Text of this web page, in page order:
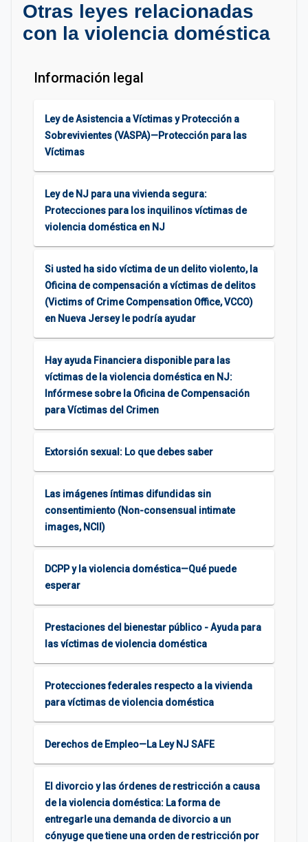
Otras leyes relacionadas
con la violencia doméstica
Información legal
Ley de Asistencia a Víctimas y Protección a
Sobrevivientes (VASPA)—Protección para las
Víctimas
Ley de NJ para una vivienda segura:
Protecciones para los inquilinos víctimas de
violencia doméstica en NJ
Si usted ha sido víctima de un delito violento, la
Oficina de compensación a víctimas de delitos
(Victims of Crime Compensation Office, VCCO)
en Nueva Jersey le podría ayudar
Hay ayuda Financiera disponible para las
víctimas de la violencia doméstica en NJ:
Infórmese sobre la Oficina de Compensación
para Víctimas del Crimen
Extorsión sexual: Lo que debes saber
Las imágenes íntimas difundidas sin
consentimiento (Non-consensual intimate
images, NCII)
DCPP y la violencia doméstica—Qué puede
esperar
Prestaciones del bienestar público - Ayuda para
las víctimas de violencia doméstica
Protecciones federales respecto a la vivienda
para víctimas de violencia doméstica
Derechos de Empleo—La Ley NJ SAFE
El divorcio y las órdenes de restricción a causa
de la violencia doméstica: La forma de
entregarle una demanda de divorcio a un
cónyuge que tiene una orden de restricción por